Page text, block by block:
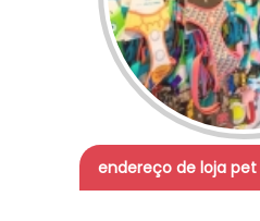
endereço de loja